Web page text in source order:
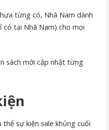
từng có, Nhã Nam dành
có tại Nhã Nam) cho mọi
sách mới cập nhật từng
sự kiện sale khủng cuối